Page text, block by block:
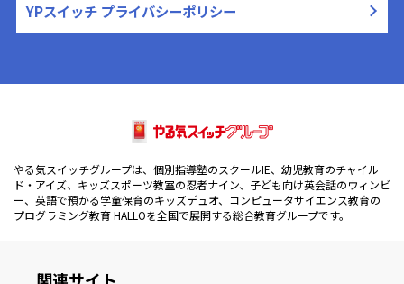
YPスイッチ プライバシーポリシー
やる気スイッチグループは、個別指導塾のスクールIE、幼児教育のチャイル
ド・アイズ、キッズスポーツ教室の忍者ナイン、子ども向け英会話のウィンビ
ー、英語で預かる学童保育のキッズデュオ、コンピュータサイエンス教育の
プログラミング教育 HALLOを全国で展開する総合教育グループです。
関連サイト